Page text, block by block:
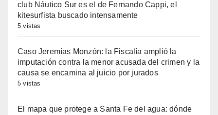
club Náutico Sur es el de Fernando Cappi, el
kitesurfista buscado intensamente
5 vistas
Caso Jeremías Monzón: la Fiscalía amplió la
imputación contra la menor acusada del crimen y la
causa se encamina al juicio por jurados
5 vistas
El mapa que protege a Santa Fe del agua: dónde